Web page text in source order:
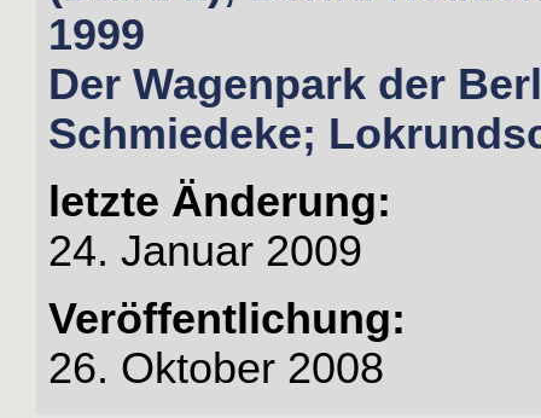
1999
Der Wagenpark der
Schmiedeke;
letzte Änderung:
24. Januar 2009
Veröffentlichung:
26. Oktober 2008